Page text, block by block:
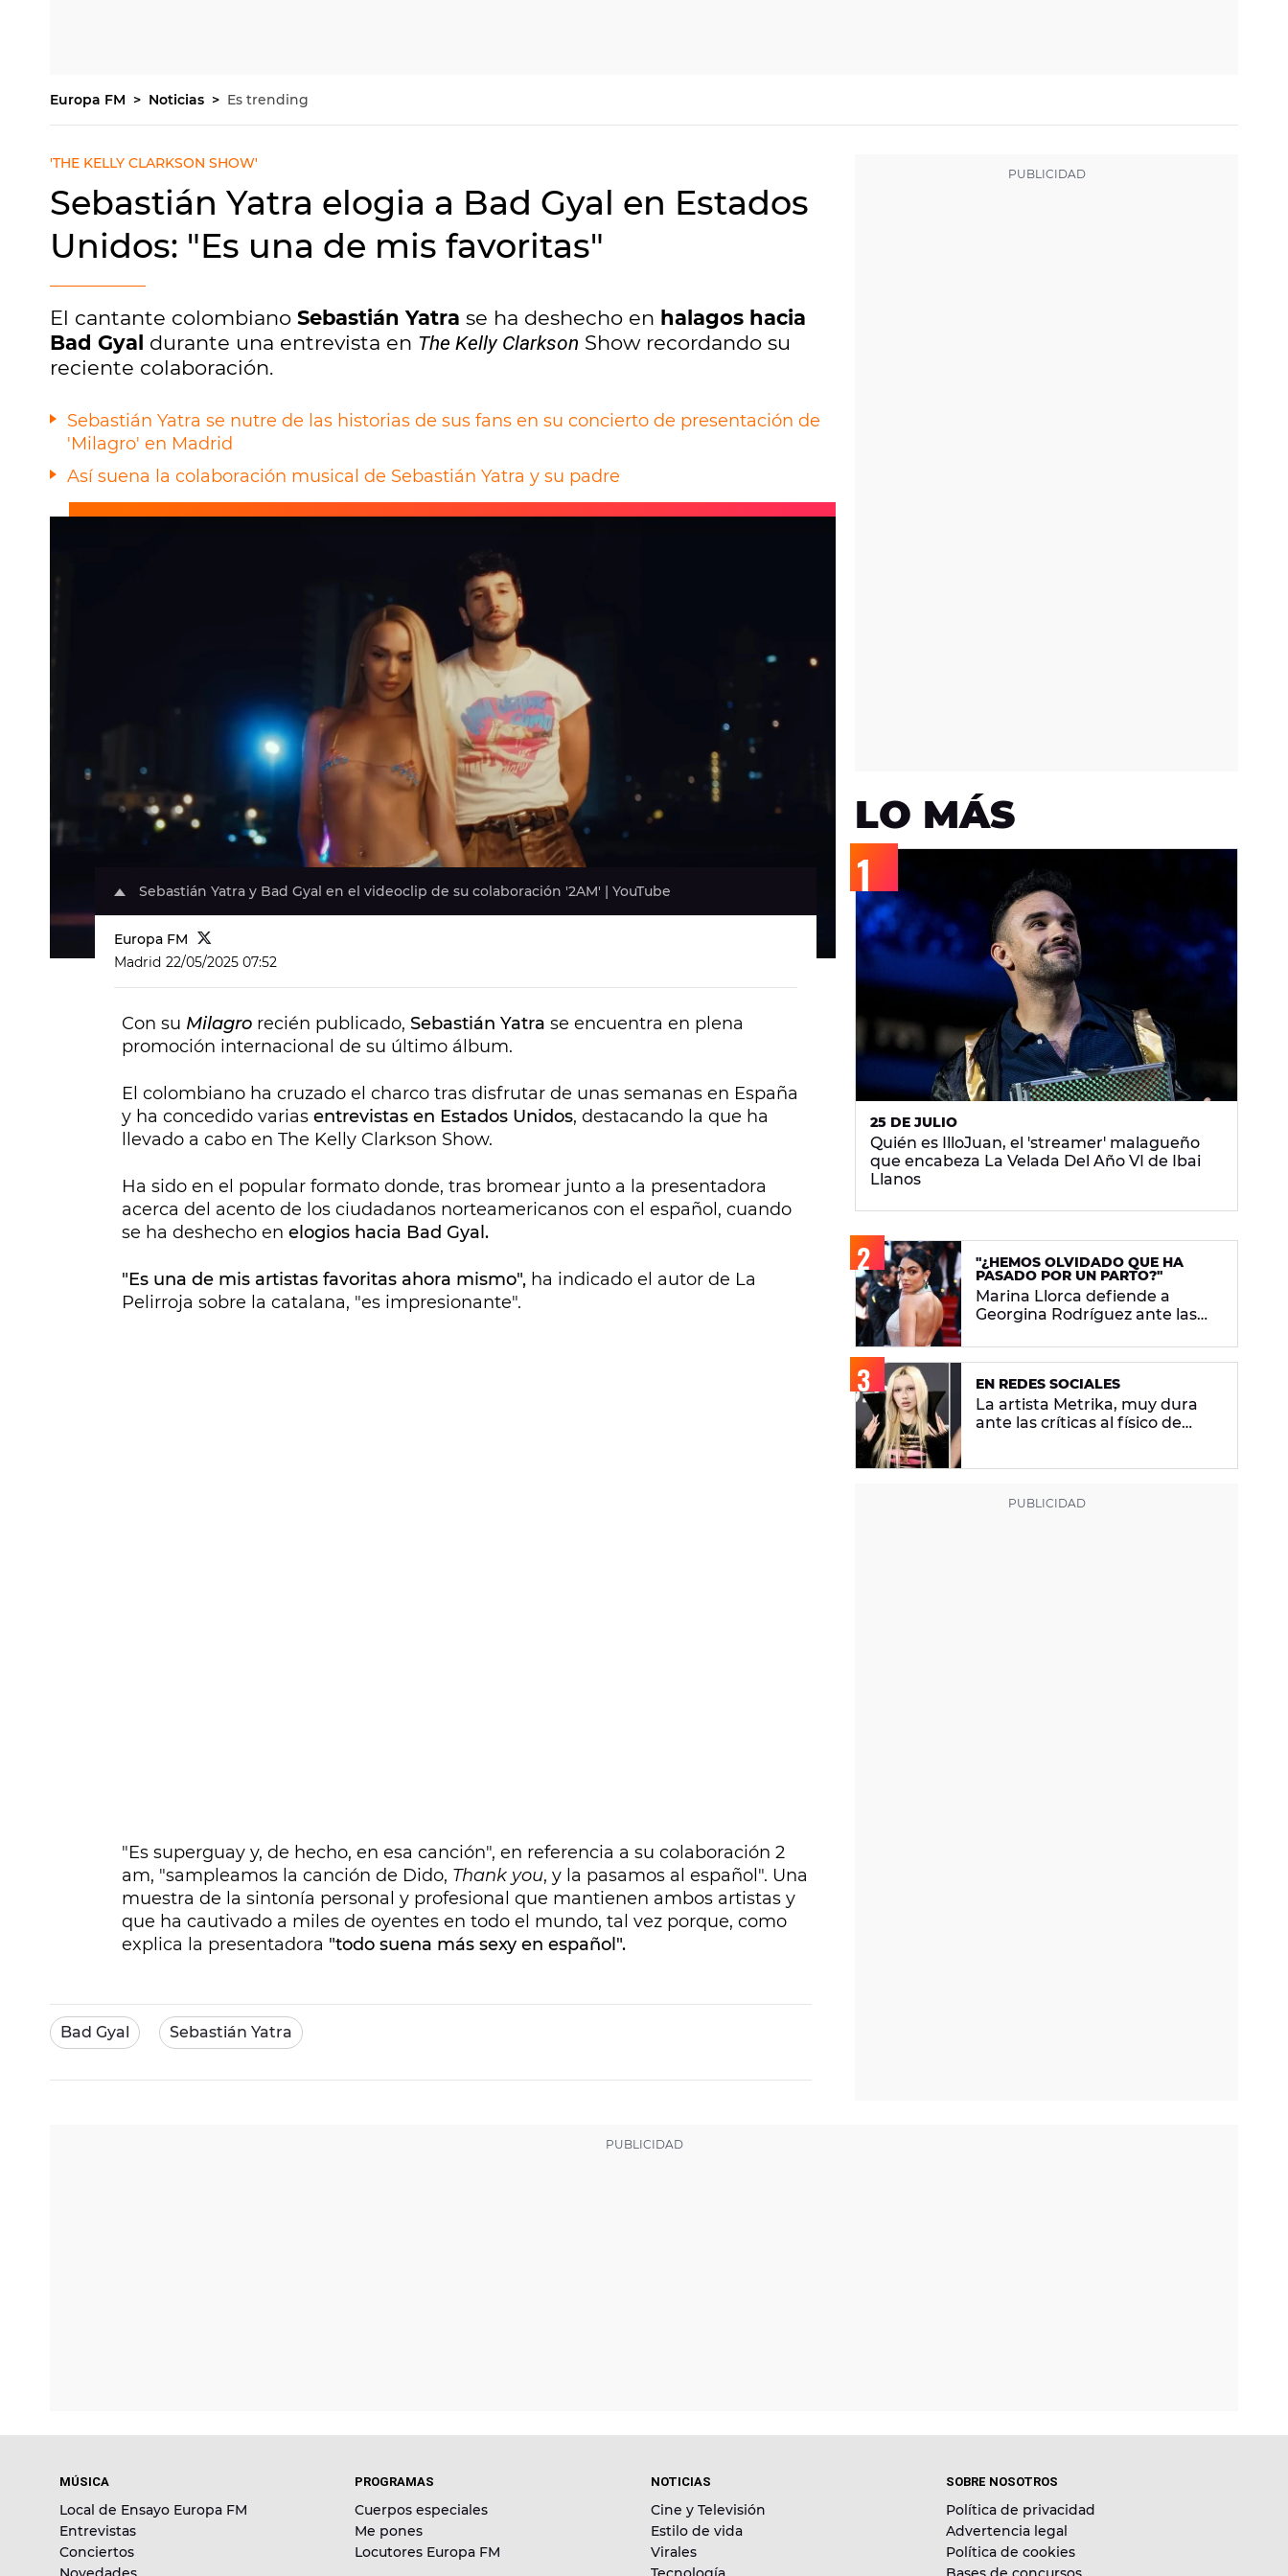
Europa FM Noticias Es trending
'THE KELLY CLARKSON SHOW'
Sebastián Yatra elogia a Bad Gyal en Estados
Unidos: "Es una de mis favoritas"
El cantante colombiano Sebastián Yatra se ha deshecho en halagos hacia
Bad Gyal durante una entrevista en The Kelly Clarkson Show recordando su
reciente colaboración.
Sebastián Yatra se nutre de las historias de sus fans en su concierto de presentación de
'Milagro' en Madrid
Así suena la colaboración musical de Sebastián Yatra y su padre
Sebastián Yatra y Bad Gyal en el videoclip de su colaboración '2AM' | YouTube
Europa FM
Madrid 22/05/2025 07:52
Con su Milagro recién publicado, Sebastián Yatra se encuentra en plena
promoción internacional de su último álbum.
El colombiano ha cruzado el charco tras disfrutar de unas semanas en España
y ha concedido varias entrevistas en Estados Unidos, destacando la que ha
llevado a cabo en The Kelly Clarkson Show.
Ha sido en el popular formato donde, tras bromear junto a la presentadora
acerca del acento de los ciudadanos norteamericanos con el español, cuando
se ha deshecho en elogios hacia Bad Gyal.
"Es una de mis artistas favoritas ahora mismo", ha indicado el autor de La
Pelirroja sobre la catalana, "es impresionante".
"Es superguay y, de hecho, en esa canción", en referencia a su colaboración 2
am, "sampleamos la canción de Dido, Thank you, y la pasamos al español". Una
muestra de la sintonía personal y profesional que mantienen ambos artistas y
que ha cautivado a miles de oyentes en todo el mundo, tal vez porque, como
explica la presentadora "todo suena más sexy en español".
Bad Gyal Sebastián Yatra
LO MÁS
25 DE JULIO
Quién es IlloJuan, el 'streamer' malagueño
que encabeza La Velada Del Año VI de Ibai
Llanos
"¿HEMOS OLVIDADO QUE HA
PASADO POR UN PARTO?"
Marina Llorca defiende a
Georgina Rodríguez ante las
EN REDES SOCIALES
La artista Metrika, muy dura
ante las críticas al físico de
MÚSICA
Local de Ensayo Europa FM
Entrevistas
Conciertos
PROGRAMAS
Cuerpos especiales
Me pones
Locutores Europa FM
NOTICIAS
Cine y Televisión
Estilo de vida
Virales
SOBRE NOSOTROS
Política de privacidad
Advertencia legal
Política de cookies